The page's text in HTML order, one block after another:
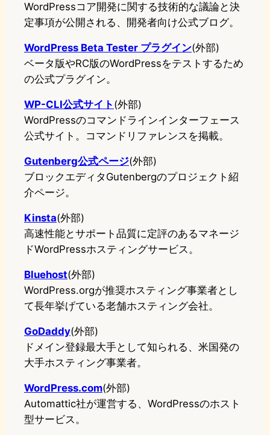
WordPressコア開発に関する技術的な議論と決
定事項が公開される、開発者向け公式ブログ。
WordPress Beta Tester プラグイン(外部)
ベータ版やRC版のWordPressをテストするため
の公式プラグイン。
WP-CLI公式サイト (外部)
WordPressのコマンドラインインターフェース
公式サイト。コマンドリファレンスを掲載。
Gutenberg公式ページ(外部)
ブロックエディタGutenbergのプロジェクト紹
介ページ。
Kinsta(外部)
高速性能とサポート品質に定評のあるマネージ
ドWordPressホスティングサービス。
Bluehost(外部)
WordPress.orgが推奨ホスティング事業者とし
て長年挙げている老舗ホスティング会社。
GoDaddy(外部)
ドメイン登録最大手として知られる、米国発の
大手ホスティング事業者。
WordPress.com(外部)
Automattic社が運営する、WordPressのホスト
型サービス。